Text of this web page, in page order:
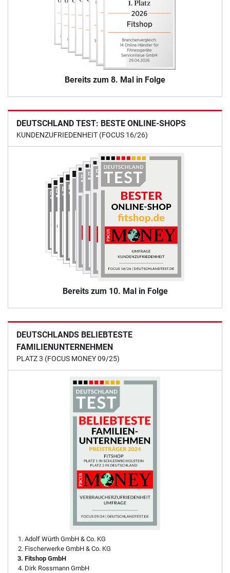
Bereits zum 8. Mal in Folge
DEUTSCHLAND TEST: BESTE ONLINE-SHOPS
KUNDENZUFRIEDENHEIT (FOCUS 16/26)
Bereits zum 10. Mal in Folge
DEUTSCHLANDS BELIEBTESTE
FAMILIENUNTERNEHMEN
PLATZ 3 (FOCUS MONEY 09/25)
Adolf Würth GmbH & Co. KG
Fischerwerke GmbH & Co. KG
Fitshop GmbH
Dirk Rossmann GmbH